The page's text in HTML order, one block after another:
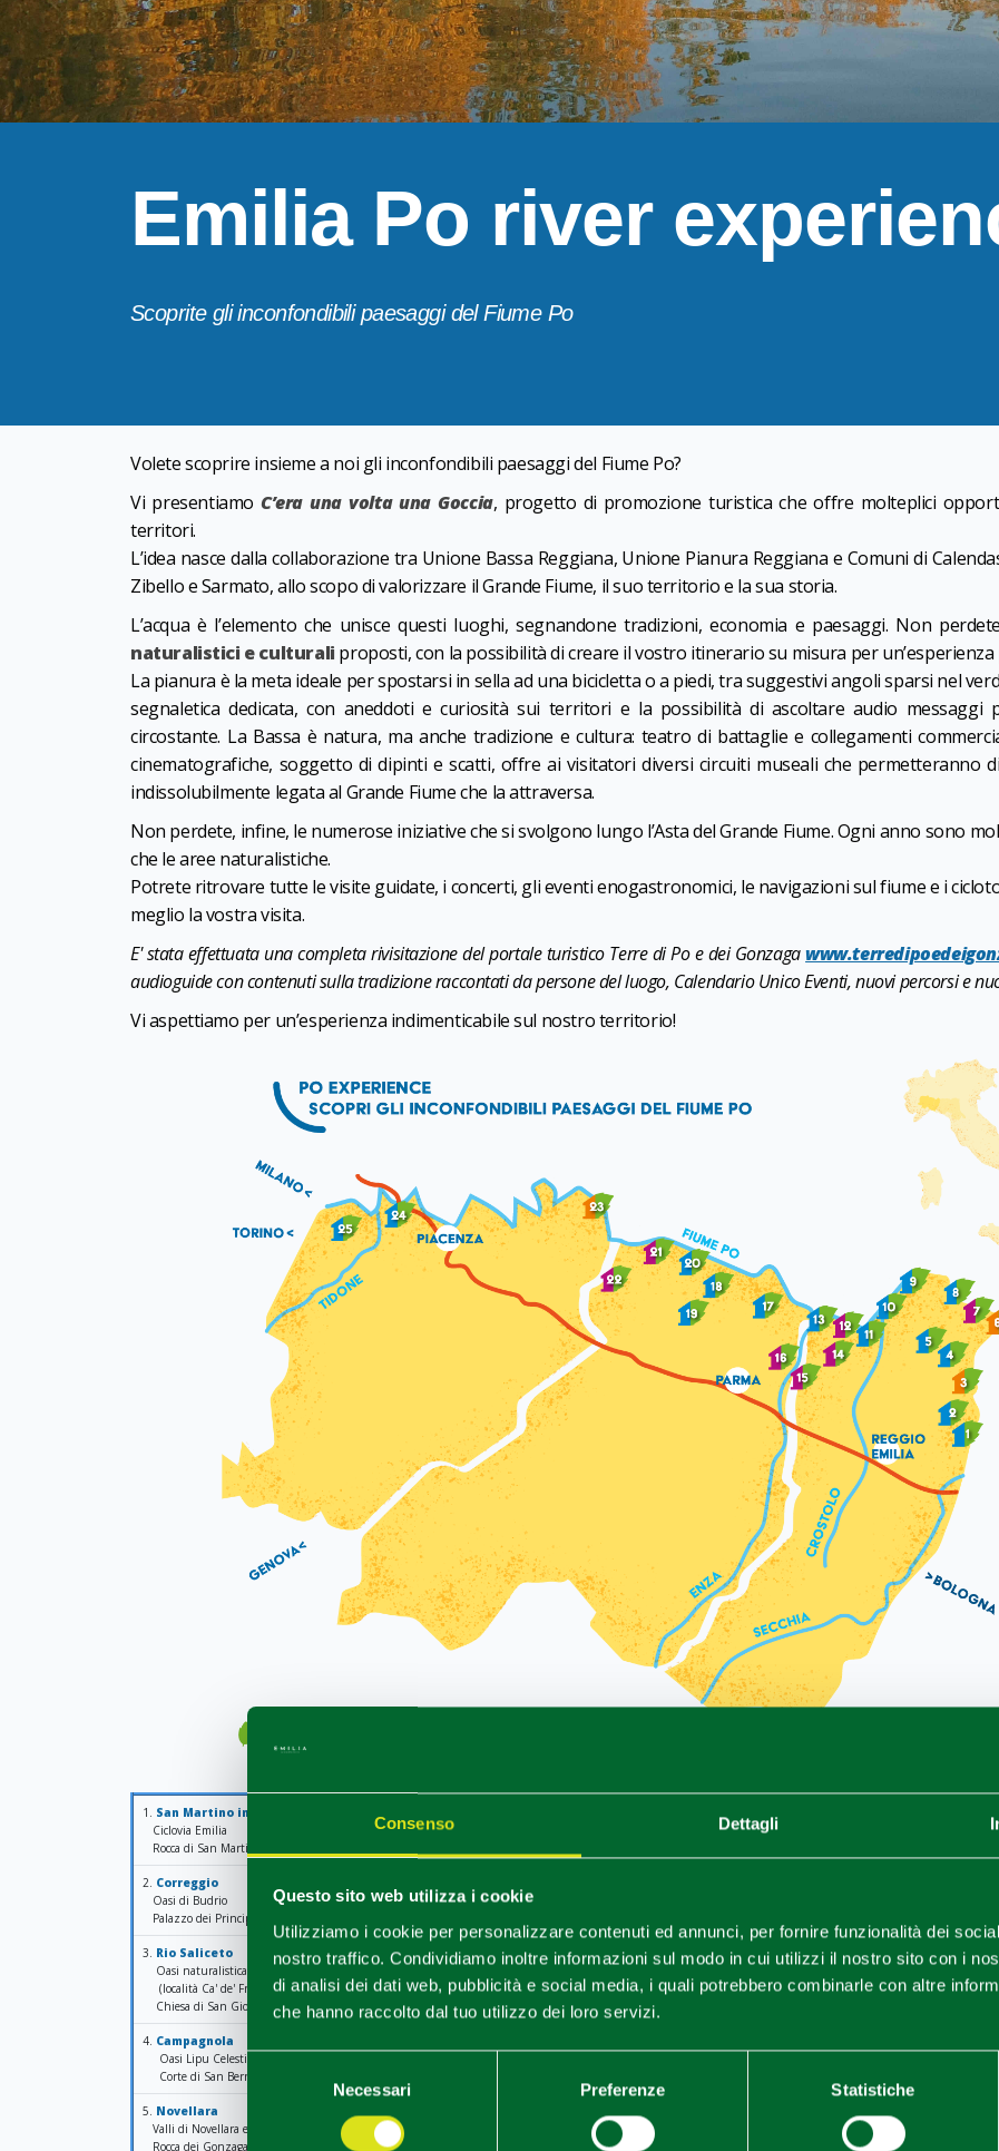
Consenso Dettagli
Questo sito web utilizza i cookie
Utilizziamo i cookie per personalizzare contenuti ed annunci, per fornire funzionalità dei
nostro traffico. Condividiamo inoltre informazioni sul modo in cui utilizzi il nostro sito con i
di analisi dei dati web, pubblicità e social media, i quali potrebbero combinarle con altre
che hanno raccolto dal tuo utilizzo dei loro servizi.
Necessari Preferenze Statistiche
Emilia Po river
Scoprite gli inconfondibili paesaggi del Fiume Po
Volete scoprire insieme a noi gli inconfondibili paesaggi del Fiume Po?
Vi presentiamoC’era una volta una Goccia, progetto di promozione turistica che offre molteplici
territori.
L’idea nasce dalla collaborazione tra Unione Bassa Reggiana, Unione Pianura Reggiana e Comuni di
Zibello e Sarmato, allo scopo di valorizzare il Grande Fiume, il suo territorio e la sua storia.
L’acqua è l’elemento che unisce questi luoghi, segnandone tradizioni, economia e paesaggi. Non
naturalistici e culturali proposti, con la possibilità di creare il vostro itinerario su misura per
La pianura è la meta ideale per spostarsi in sella ad una bicicletta o a piedi, tra suggestivi angoli sparsi nel
segnaletica dedicata, con aneddoti e curiosità sui territori e la possibilità di ascoltare audio messaggi
circostante. La Bassa è natura, ma anche tradizione e cultura: teatro di battaglie e collegamenti
cinematografiche, soggetto di dipinti e scatti, offre ai visitatori diversi circuiti museali che permetteranno
indissolubilmente legata al Grande Fiume che la attraversa.
Non perdete, infine, le numerose iniziative che si svolgono lungo l’Asta del Grande Fiume. Ogni anno sono
che le aree naturalistiche.
Potrete ritrovare tutte le visite guidate, i concerti, gli eventi enogastronomici, le navigazioni sul fiume e i
meglio la vostra visita.
E' stata effettuata una completa rivisitazione del portale turistico Terre di Po e dei Gonzaga
audioguide con contenuti sulla tradizione raccontati da persone del luogo, Calendario Unico Eventi, nuovi percorsi e
Vi aspettiamo per un’esperienza indimenticabile sul nostro territorio!
1. San Martino in Rio
Ciclovia Emilia
Rocca di San Martino in Rio
Ciclovia naturalistica Luzzara Brescello/ Lido Po
Rocca
2. Correggio
Oasi di Budrio
Palazzo dei Principi
3. Rio Saliceto
Oasi naturalistica all'interno delle Casse di espansione del cavo Tresinaro
(località Ca' de' Frati)
Chiesa di San Giorgio Martire
12.Boretto
Circuito Museale (Casa dei Pontieri, Museo del Po e della Navigazione
Interna, Museo della Bonifica)
20.San
Rocca
4. Campagnola
Oasi Lipu Celestina
Corte di San Bernardino da Siena
5. Novellara
Valli di Novellara e Reggiolo
Rocca dei Gonzaga
Oasi ex Cave Corazza
Museo della Terramara Santa Rosa
Museo